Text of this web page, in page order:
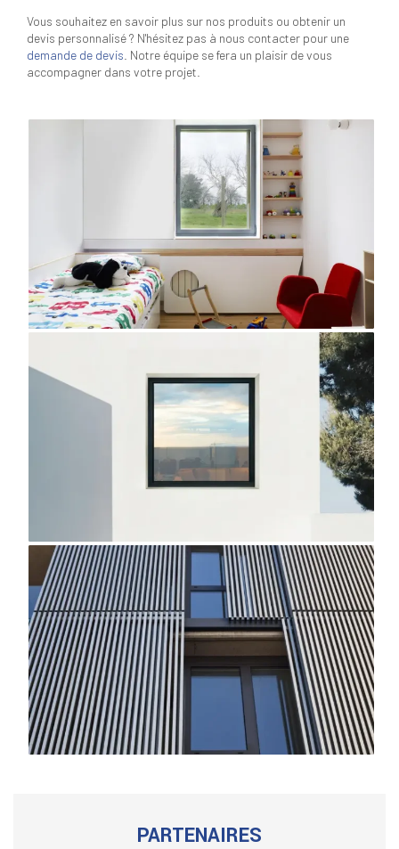
Vous souhaitez en savoir plus sur nos produits ou obtenir un
devis personnalisé ? N'hésitez pas à nous contacter pour une
demande de devis . Notre équipe se fera un plaisir de vous
accompagner dans votre projet.
PARTENAIRES